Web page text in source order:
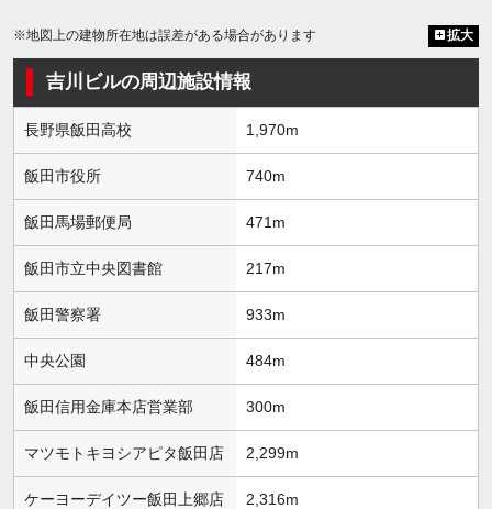
※地図上の建物所在地は誤差がある場合があります 拡大
吉川ビルの周辺施設情報
長野県飯田高校 1,970m
飯田市役所 740m
飯田馬場郵便局 471m
飯田市立中央図書館 217m
飯田警察署 933m
中央公園 484m
飯田信用金庫本店営業部 300m
マツモトキヨシアピタ飯田店 2,299m
ケーヨーデイツー飯田上郷店 2,316m